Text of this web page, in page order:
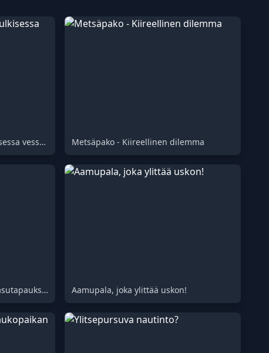
Charomaattinen tapaus julkisessa vessassa Metsäpako - Kiireellinen dilemma
Ennen vessassa käyntiä - Kaasutapauksia kokoelma Aamupala, joka ylittää uskon!